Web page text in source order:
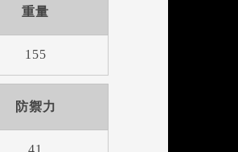
重量
155
防禦力
41